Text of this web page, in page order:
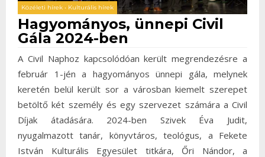
Közéleti hírek • Kulturális hírek
Hagyományos, ünnepi Civil
Gála 2024-ben
A Civil Naphoz kapcsolódóan került megrendezésre a
február 1-jén a hagyományos ünnepi gála, melynek
keretén belül került sor a városban kiemelt szerepet
betöltő két személy és egy szervezet számára a Civil
Díjak átadására. 2024-ben Szivek Éva Judit,
nyugalmazott tanár, könyvtáros, teológus, a Fekete
István Kulturális Egyesület titkára, Őri Nándor, a